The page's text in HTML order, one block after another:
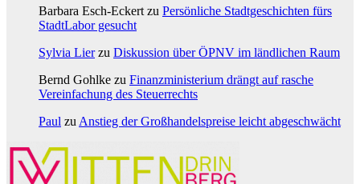
Barbara Esch-Eckert zu Persönliche Stadtgeschichten fürs
StadtLabor gesucht
Sylvia Lierzu Diskussion über ÖPNV im ländlichen Raum
Bernd Gohlke zu Finanzministerium drängt auf rasche
Vereinfachung des Steuerrechts
Paul zu Anstieg der Großhandelspreise leicht abgeschwächt